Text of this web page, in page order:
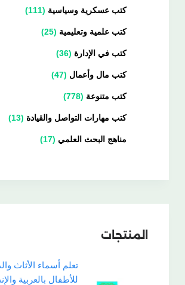
كتب عسكرية وسياسية 111
كتب علمية وتعليمية 25
كتب في الإدارة 36
كتب مال وأعمال 47
كتب متنوعة 778
كتب مهارات التواصل والقيادة 13
مناهج البحث العلمي 17
المنتجات
تعلم أسماء الأثاث
للأطفال بالعربية